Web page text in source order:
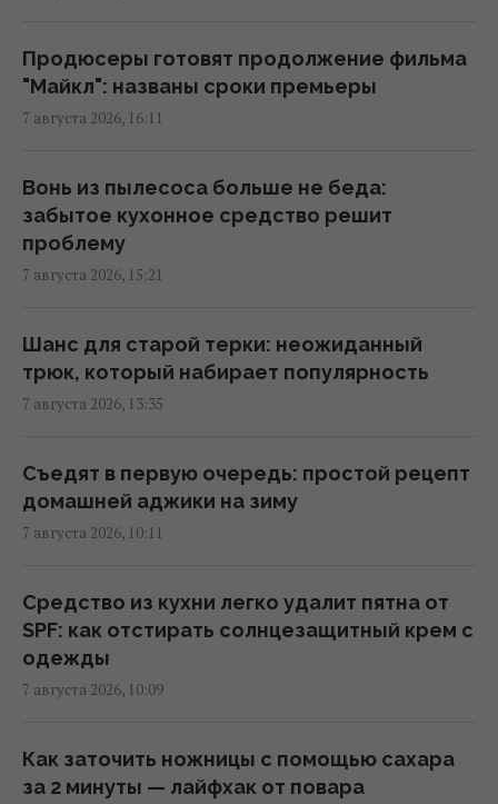
Пилот, сбежавший из КНДР, впервые сел за
штурвал Boeing 737 и был потрясен
Какое комнатное растение вам нравится:
психологический тест на суперсилу
18:00 пятница, 07 августа 2026
Он лазал по деревьям, как кот, но при этом
был первой в истории собакой на планете
(фото)
Любят ли кошки своих хозяев так же, как
собаки: вот что выяснила наука
От поддельных гидов до ИИ: названы
самые опасные мошеннические ловушки
для туристов
5 самых дешевых направлений Европы для
Продюсеры готовят продолжение фильма
"Майкл": названы сроки премьеры
7 августа 2026, 16:11
Вонь из пылесоса больше не беда:
забытое кухонное средство решит
проблему
7 августа 2026, 15:21
Шанс для старой терки: неожиданный
трюк, который набирает популярность
7 августа 2026, 13:35
Съедят в первую очередь: простой рецепт
домашней аджики на зиму
7 августа 2026, 10:11
Средство из кухни легко удалит пятна от
SPF: как отстирать солнцезащитный крем с
одежды
7 августа 2026, 10:09
Как заточить ножницы с помощью сахара
за 2 минуты — лайфхак от повара